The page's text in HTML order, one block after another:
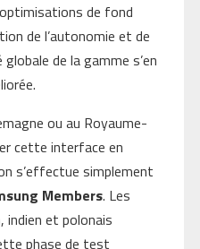
de fond
de l’autonomie et de
de la gamme s’en
ou au Royaume-
cette interface en
s’effectue simplement
Members. Les
indien et polonais
phase de test